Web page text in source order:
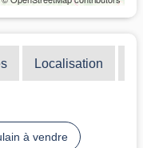
Localisation
à vendre